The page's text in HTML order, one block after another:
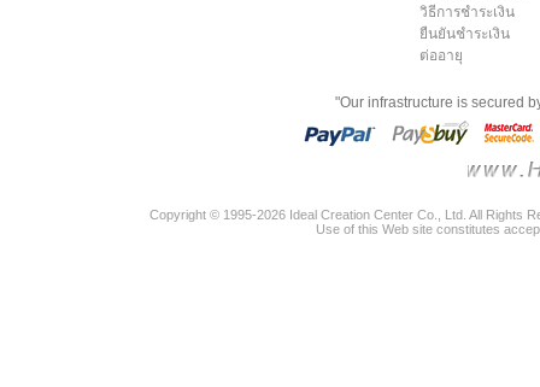
วิธีการชำระเงิน
ยืนยันชำระเงิน
ต่ออายุ
"Our infrastructure is secured
Copyright © 1995-2026 Ideal Creation Center Co., Ltd. All Rights
Use of this Web site constitutes